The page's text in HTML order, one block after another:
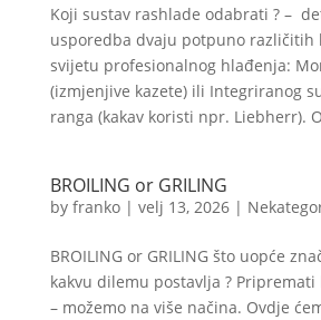
Koji sustav rashlade odabrati ? –
usporedba dvaju potpuno različitih
svijetu profesionalnog hlađenja:
(izmjenjive kazete) ili Integriranog
ranga (kakav koristi npr. Liebherr).
BROILING or GRILING
by franko| velj 13, 2026|
BROILING or GRILING što uopće
kakvu dilemu postavlja ?
– možemo na više načina. Ovdje